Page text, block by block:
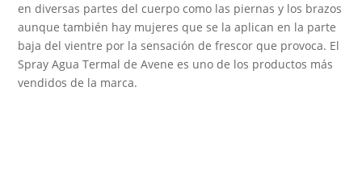
en diversas partes del cuerpo como las piernas y los brazos
aunque también hay mujeres que se la aplican en la parte
baja del vientre por la sensación de frescor que provoca. El
Spray Agua Termal de Avene es uno de los productos más
vendidos de la marca.